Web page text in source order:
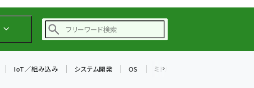
IoT／組み込み システム開発 OS ミドルウェア